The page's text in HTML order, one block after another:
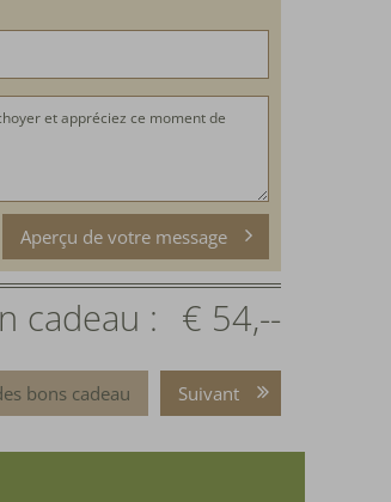
Aperçu de votre message
cadeau : € 54,--
bons cadeau Suivant